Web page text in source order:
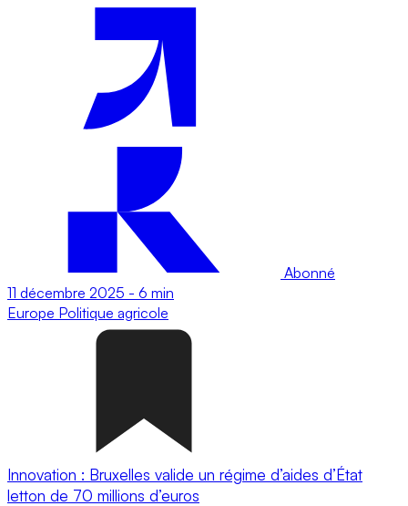
Abonné
11 décembre 2025 - 6 min
Europe Politique agricole
Innovation : Bruxelles valide un régime d’aides d’État
letton de 70 millions d’euros